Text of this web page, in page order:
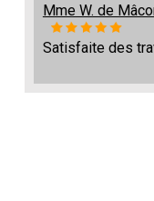
Mme W. de
Satisfaite des